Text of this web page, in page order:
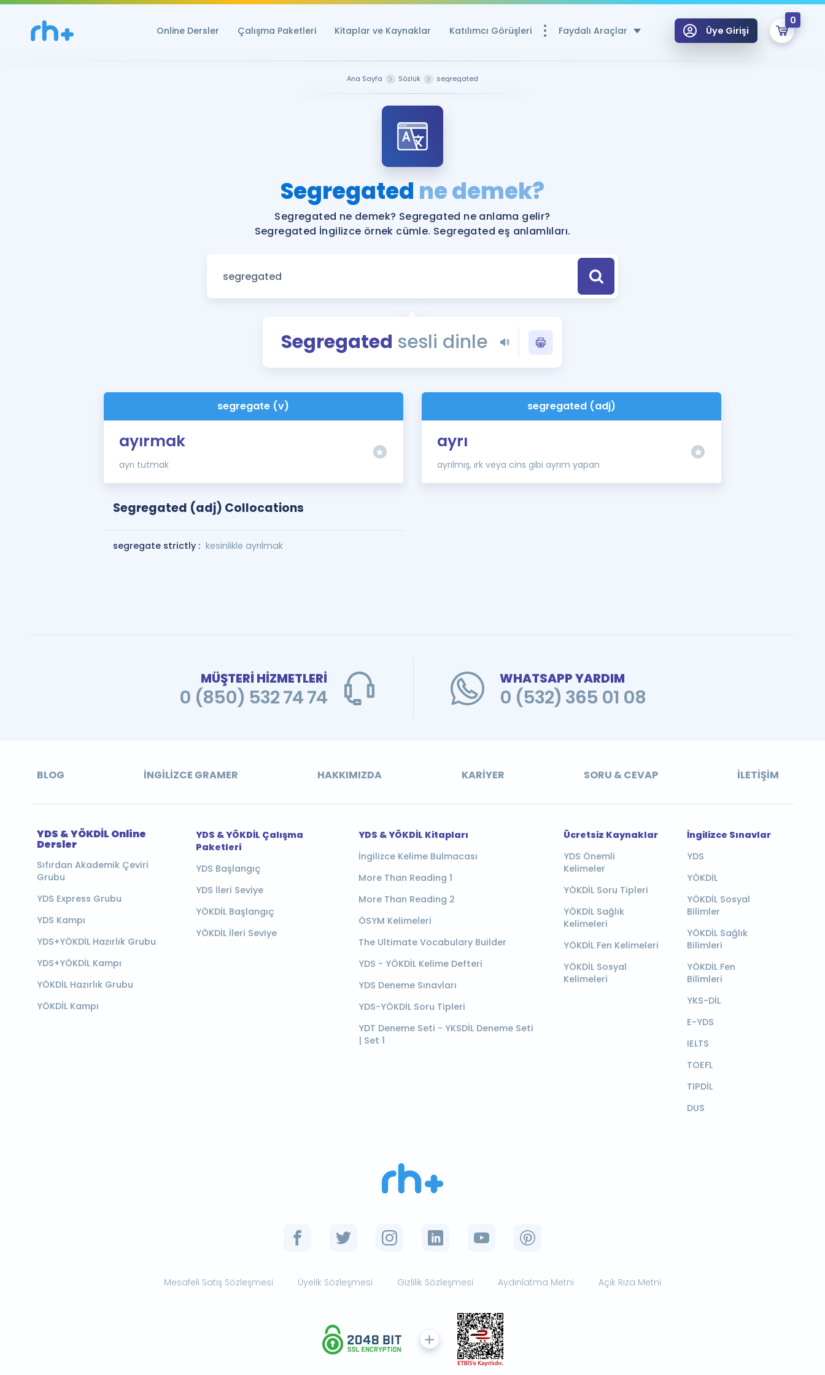
Online Dersler Çalışma Paketleri Kitaplar ve Kaynaklar Katılımcı Görüşleri Faydalı Araçlar
Ücretsiz Kaynaklar
YDS ve YÖKDİL Puan Hesaplama Aracı
YDS ve YÖKDİL'e Hazırlananlar için Öneriler
Tüm ÖSYM Sınavları Tek Takvimde
YDS - YÖKDİL Tüm Sınavlarla İlgili Haberler
İngilizce Gramer
Üye Girişi
0
Remzi Hoca ile seni sınava hazırlayacak onlarca eğitim seni bekliyor!
Ana Sayfa Sözlük segregated
Segregated ne demek?
Segregated ne demek? Segregated ne anlama gelir?
Segregated İngilizce örnek cümle. Segregated eş anlamlıları.
Segregated sesli dinle
segregate (v)
ayırmak
ayrı tutmak
Segregated (adj) Collocations
segregate strictly : kesinlikle ayrılmak
segregated (adj)
ayrı
ayrılmış, ırk veya cins gibi ayrım yapan
MÜŞTERİ HİZMETLERİ
0 (850) 532 74 74
WHATSAPP YARDIM
0 (532) 365 01 08
BLOG İNGILIZCE GRAMER HAKKIMIZDA KARIYER SORU & CEVAP İLETIŞIM
YDS & YÖKDİL Online
Dersler
Sıfırdan Akademik Çeviri
Grubu
YDS Express Grubu
YDS Kampı
YDS+YÖKDİL Hazırlık Grubu
YDS+YÖKDİL Kampı
YÖKDİL Hazırlık Grubu
YÖKDİL Kampı
YDS & YÖKDİL Çalışma
Paketleri
YDS Başlangıç
YDS İleri Seviye
YÖKDİL Başlangıç
YÖKDİL İleri Seviye
YDS & YÖKDİL Kitapları
İngilizce Kelime Bulmacası
More Than Reading 1
More Than Reading 2
ÖSYM Kelimeleri
The Ultimate Vocabulary Builder
YDS - YÖKDİL Kelime Defteri
YDS Deneme Sınavları
YDS-YÖKDİL Soru Tipleri
YDT Deneme Seti - YKSDİL Deneme Seti
| Set 1
Ücretsiz Kaynaklar
YDS Önemli
Kelimeler
YÖKDİL Soru Tipleri
YÖKDİL Sağlık
Kelimeleri
YÖKDİL Fen Kelimeleri
YÖKDİL Sosyal
Kelimeleri
İngilizce Sınavlar
YDS
YÖKDİL
YÖKDİL Sosyal
Bilimler
YÖKDİL Sağlık
Bilimleri
YÖKDİL Fen
Bilimleri
YKS-DİL
E-YDS
IELTS
TOEFL
TIPDİL
DUS
Mesafeli Satış Sözleşmesi Üyelik Sözleşmesi Gizlilik Sözleşmesi Aydınlatma Metni Açık Rıza Metni